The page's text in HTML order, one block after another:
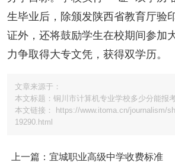
生毕业后，除颁发陕西省教育厅验
证外，还将鼓励学生在校期间参加
力争取得大专文凭，获得双学历。
文章来源于：
本文标题：铜川市计算机专业学校多少分能报
本文链接： https://www.itoma.cn/journalism/
19290.html
上一篇：宜城职业高级中学收费标准